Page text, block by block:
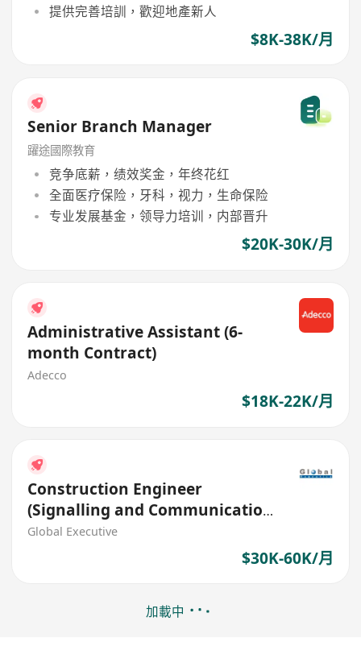
提供完善培訓，歡迎地產新人
$8K-38K/月
Senior Branch Manager
躍途國際教育
竞争底薪，绩效奖金，年终花红
全面医疗保险，牙科，视力，生命保险
专业发展基金，领导力培训，内部晋升
$20K-30K/月
Administrative Assistant (6-
month Contract)
Adecco
$18K-22K/月
Construction Engineer
(Signalling and Communication
Systems) (Ref. No.: 27512)
Global Executive
$30K-60K/月
加載中